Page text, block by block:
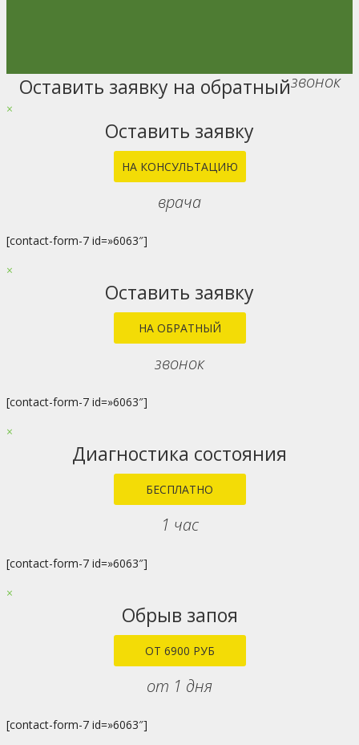
GoОставить заявку на обратныйзвонок
×
Оставить заявку
НА КОНСУЛЬТАЦИЮ
врача
[contact-form-7 id=»6063″]
×
Оставить заявку
НА ОБРАТНЫЙ
звонок
[contact-form-7 id=»6063″]
×
Диагностика состояния
БЕСПЛАТНО
1 час
[contact-form-7 id=»6063″]
×
Обрыв запоя
ОТ 6900 РУБ
от 1 дня
[contact-form-7 id=»6063″]